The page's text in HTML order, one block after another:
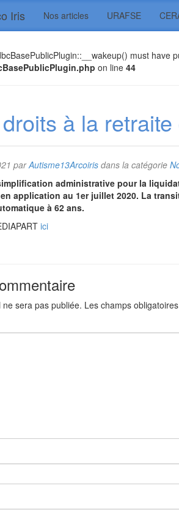
must have
on line 44
Iris Nos articles URAFSE
à la
parAutisme13Arcoiris dans la catégorie
administrative pour la
application au 1er juillet 2020. La
à 62 ans.
ici
sera pas publiée. Les champs